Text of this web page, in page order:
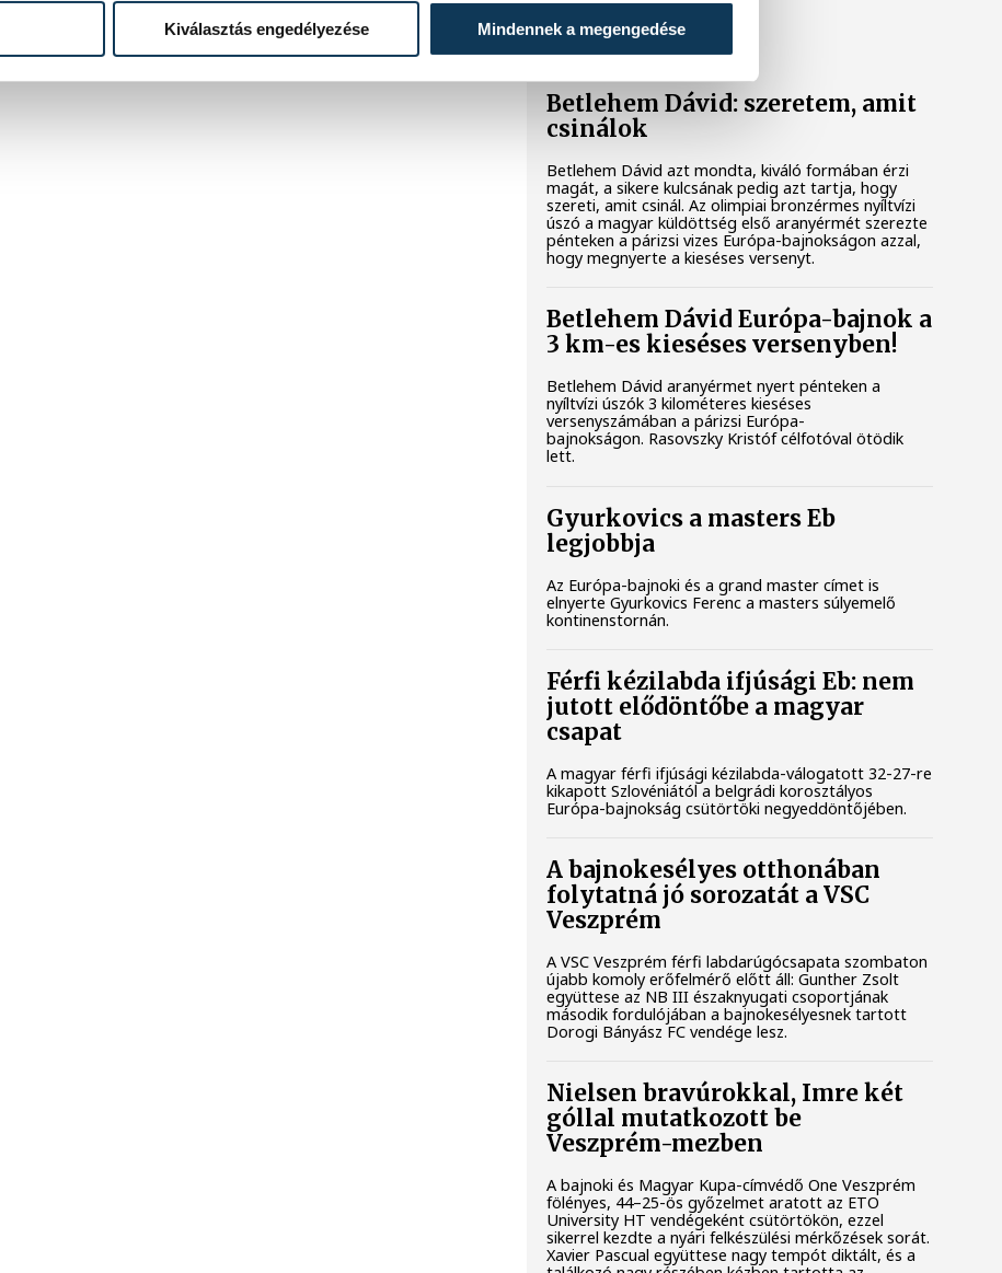
Kiválasztás engedélyezése Mindennek a megengedése
Betlehem Dávid: szeretem, amit
csinálok
Betlehem Dávid azt mondta, kiváló formában érzi
magát, a sikere kulcsának pedig azt tartja, hogy
szereti, amit csinál. Az olimpiai bronzérmes nyíltvízi
úszó a magyar küldöttség első aranyérmét szerezte
pénteken a párizsi vizes Európa-bajnokságon azzal,
hogy megnyerte a kieséses versenyt.
Betlehem Dávid Európa-bajnok a
3 km-es kieséses versenyben!
Betlehem Dávid aranyérmet nyert pénteken a
nyíltvízi úszók 3 kilométeres kieséses
versenyszámában a párizsi Európa-
bajnokságon. Rasovszky Kristóf célfotóval ötödik
lett.
Gyurkovics a masters Eb
legjobbja
Az Európa-bajnoki és a grand master címet is
elnyerte Gyurkovics Ferenc a masters súlyemelő
kontinenstornán.
Férfi kézilabda ifjúsági Eb: nem
jutott elődöntőbe a magyar
csapat
A magyar férfi ifjúsági kézilabda-válogatott 32-27-re
kikapott Szlovéniától a belgrádi korosztályos
Európa-bajnokság csütörtöki negyeddöntőjében.
A bajnokesélyes otthonában
folytatná jó sorozatát a VSC
Veszprém
A VSC Veszprém férfi labdarúgócsapata szombaton
újabb komoly erőfelmérő előtt áll: Gunther Zsolt
együttese az NB III északnyugati csoportjának
második fordulójában a bajnokesélyesnek tartott
Dorogi Bányász FC vendége lesz.
Nielsen bravúrokkal, Imre két
góllal mutatkozott be
Veszprém-mezben
A bajnoki és Magyar Kupa-címvédő One Veszprém
fölényes, 44–25-ös győzelmet aratott az ETO
University HT vendégeként csütörtökön, ezzel
sikerrel kezdte a nyári felkészülési mérkőzések sorát.
Xavier Pascual együttese nagy tempót diktált, és a